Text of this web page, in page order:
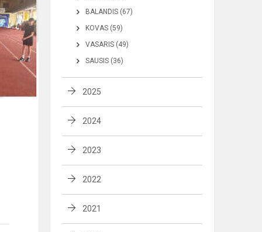
BALANDIS (67)
KOVAS (59)
VASARIS (49)
SAUSIS (36)
2025
2024
2023
2022
2021